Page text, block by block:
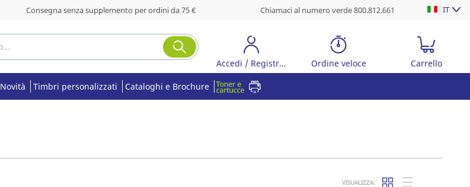
Consegna senza supplemento per ordini da 75 € Chiamaci al numero verde 800.812.661 IT
Accedi / Registrati Ordine veloce Carrello
Novità Timbri personalizzati Cataloghi e Brochure
VISUALIZZA: